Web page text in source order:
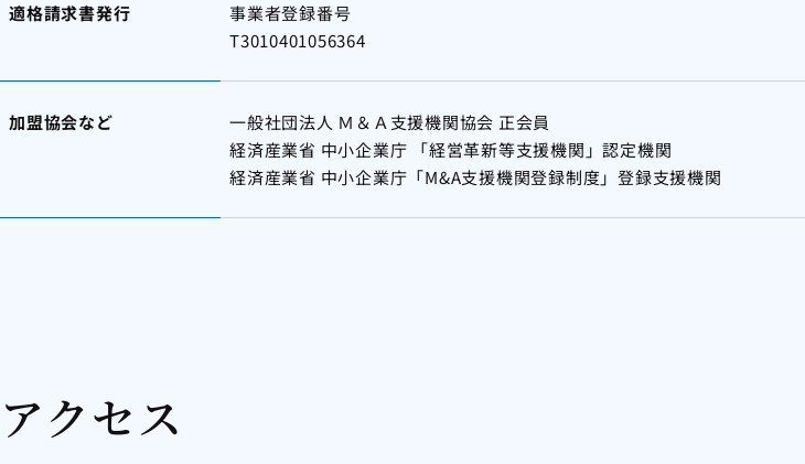
適格請求書発行
事業者登録番号
T3010401056364
加盟協会など
一般社団法人 Ｍ＆Ａ支援機関協会 正会員
経済産業省 中小企業庁 「経営革新等支援機関」認定機関
経済産業省 中小企業庁「M&A支援機関登録制度」登録支援機関
アクセス